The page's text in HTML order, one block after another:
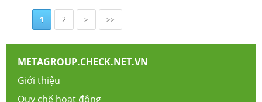
1 2 > >>
METAGROUP.CHECK.NET.VN
Giới thiệu
Quy chế hoạt động